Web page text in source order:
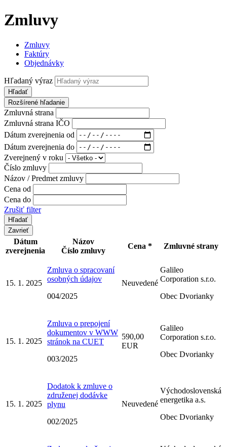
Zmluvy
Zmluvy
Faktúry
Objednávky
Hľadaný výraz
Hľadať
Rozšírené hľadanie
Zmluvná strana
Zmluvná strana IČO
Dátum zverejnenia od
Dátum zverejnenia do
Zverejnený v roku
Číslo zmluvy
Názov / Predmet zmluvy
Cena od
Cena do
Zrušiť filter
Zavrieť
Dátum
zverejnenia
Názov
Číslo zmluvy
Cena * Zmluvné strany
15. 1. 2025
Zmluva o spracovaní
osobných údajov
004/2025
Neuvedené
Galileo
Corporation s.r.o.
Obec Dvorianky
15. 1. 2025
Zmluva o prepojení
dokumentov v WWW
stránok na CUET
003/2025
590,00
EUR
Galileo
Corporation s.r.o.
Obec Dvorianky
15. 1. 2025
Dodatok k zmluve o
združenej dodávke
plynu
002/2025
Neuvedené
Východoslovenská
energetika a.s.
Obec Dvorianky